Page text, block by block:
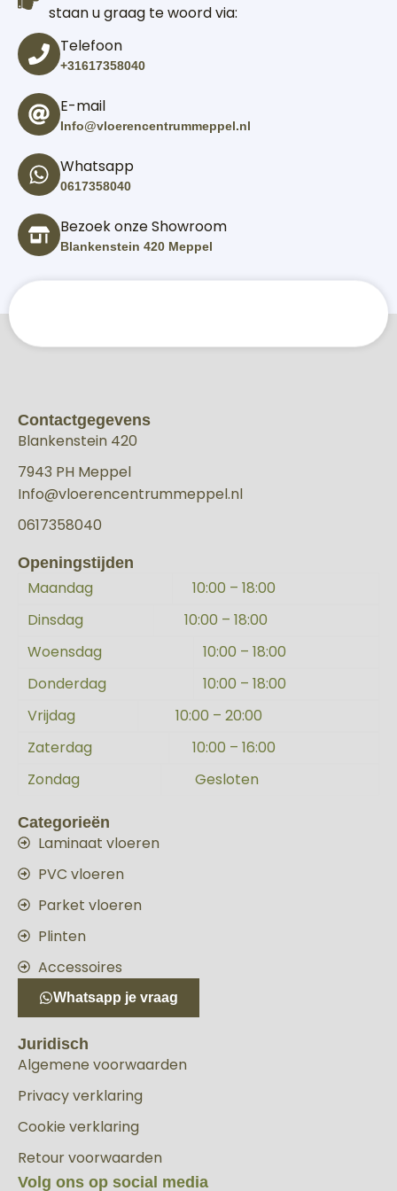
staan u graag te woord via:
Telefoon
+31617358040
E-mail
Info@vloerencentrummeppel.nl
Whatsapp
0617358040
Bezoek onze Showroom
Blankenstein 420 Meppel
Contactgegevens
Blankenstein 420
7943 PH Meppel
Info@vloerencentrummeppel.nl
0617358040
Openingstijden
Maandag
10:00 – 18:00
Dinsdag
10:00 – 18:00
Woensdag
10:00 – 18:00
Donderdag
10:00 – 18:00
Vrijdag
10:00 – 20:00
Zaterdag
10:00 – 16:00
Zondag
Gesloten
Categorieën
Laminaat vloeren
PVC vloeren
Parket vloeren
Plinten
Accessoires
Whatsapp je vraag
Juridisch
Algemene voorwaarden
Privacy verklaring
Cookie verklaring
Retour voorwaarden
Volg ons op social media